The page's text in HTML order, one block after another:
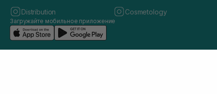
Distribution Cosmetology
Загружайте мобильное приложение